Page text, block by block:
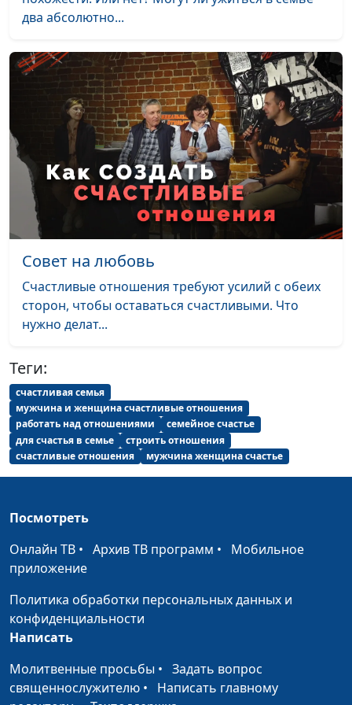
Греховные
сексуальные
восстановиться?
Александр Сахаров,
семейным отношениям
Влияние
психологической
травмы на
сексуальную жизнь
Александр Сахаров,
Людмила Верлан,
психолог, консультант по
семейным отношениям
#158
Как комплексы
мешают
сексуальной жизни?
(вторая часть)
Александр Сахаров,
Людмила Верлан,
психолог, консультант по
семейным отношениям
мешают
сексуальной жизни?
(первая часть)
Людмила Верлан,
психолог, консультант по
Сексуальная
дисгармония
психолог, консультант по
семейным отношениям
Мужская
сексуальность
Александр Сахаров,
Женская
сексуальность
Александр Сахаров,
Людмила Верлан,
семейным отношениям
Как лучше провести
психолог, консультант по
семейным отношениям
два абсолютно...
Совет на любовь
Счастливые отношения требуют усилий с обеих
сторон, чтобы оставаться счастливыми. Что
нужно делат...
Теги:
счастливая семья
мужчина и женщина счастливые отношения
работать над отношениями
семейное счастье
для счастья в семье
строить отношения
счастливые отношения
мужчина женщина счастье
Посмотреть
Онлайн ТВ • Архив ТВ программ • Мобильное
приложение
Политика обработки персональных данных и
конфиденциальности
Написать
Молитвенные просьбы • Задать вопрос
священнослужителю • Написать главному